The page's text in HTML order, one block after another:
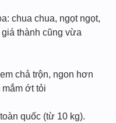
chua chua, ngọt ngọt,
thành cũng vừa
chả trộn, ngon hơn
ớt tỏi
quốc (từ 10 kg).